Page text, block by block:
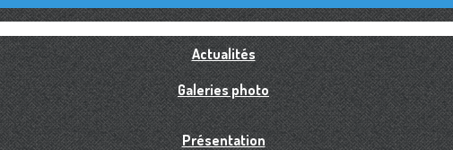
Actualités
Galeries photo
Présentation